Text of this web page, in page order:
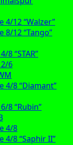
4/12 “Walzer”
8/12 “Tango”
8 “STAR”
6
4/8 “Diamant”
8 “Rubin”
4/8
4/8 “Saphir II”